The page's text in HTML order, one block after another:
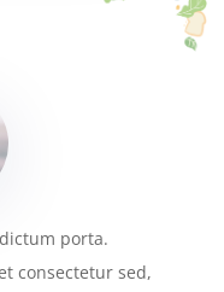
porta.
consectetur sed,